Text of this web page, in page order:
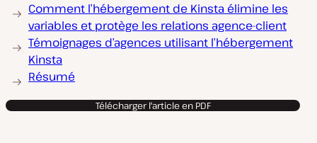
Comment l’hébergement de Kinsta élimine les
variables et protège les relations agence-client
Témoignages d’agences utilisant l’hébergement
Kinsta
Résumé
Télécharger l'article en PDF